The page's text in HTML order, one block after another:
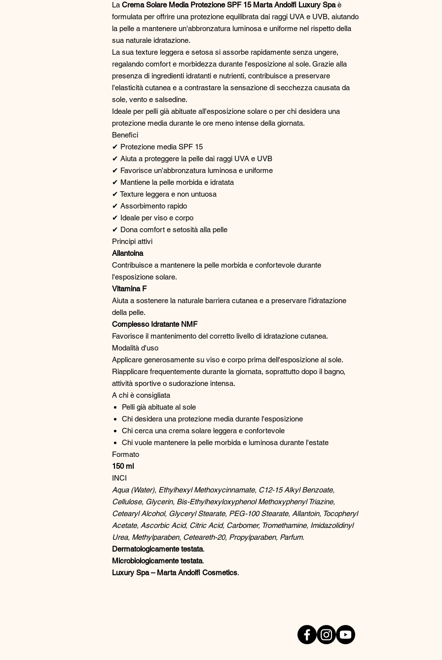
La Crema Solare Media Protezione SPF 15 Marta Andolfi Luxury Spaè
formulata per offrire una protezione equilibrata dai raggi UVA e UVB, aiutando
la pelle a mantenere un'abbronzatura luminosa e uniforme nel rispetto della
sua naturale idratazione.
La sua texture leggera e setosa si assorbe rapidamente senza ungere,
regalando comfort e morbidezza durante l'esposizione al sole. Grazie alla
presenza di ingredienti idratanti e nutrienti, contribuisce a preservare
l'elasticità cutanea e a contrastare la sensazione di secchezza causata da
sole, vento e salsedine.
Ideale per pelli già abituate all'esposizione solare o per chi desidera una
protezione media durante le ore meno intense della giornata.
Benefici
✔ Protezione media SPF 15
✔ Aiuta a proteggere la pelle dai raggi UVA e UVB
✔ Favorisce un'abbronzatura luminosa e uniforme
✔ Mantiene la pelle morbida e idratata
✔ Texture leggera e non untuosa
✔ Assorbimento rapido
✔ Ideale per viso e corpo
✔ Dona comfort e setosità alla pelle
Principi attivi
Allantoina
Contribuisce a mantenere la pelle morbida e confortevole durante
l'esposizione solare.
Vitamina F
Aiuta a sostenere la naturale barriera cutanea e a preservare l'idratazione
della pelle.
Complesso Idratante NMF
Favorisce il mantenimento del corretto livello di idratazione cutanea.
Modalità d'uso
Applicare generosamente su viso e corpo prima dell'esposizione al sole.
Riapplicare frequentemente durante la giornata, soprattutto dopo il bagno,
attività sportive o sudorazione intensa.
A chi è consigliata
Pelli già abituate al sole
Chi desidera una protezione media durante l'esposizione
Chi cerca una crema solare leggera e confortevole
Chi vuole mantenere la pelle morbida e luminosa durante l'estate
Formato
150 ml
INCI
Aqua (Water), Ethylhexyl Methoxycinnamate, C12-15 Alkyl Benzoate,
Cellulose, Glycerin, Bis-Ethylhexyloxyphenol Methoxyphenyl Triazine,
Cetearyl Alcohol, Glyceryl Stearate, PEG-100 Stearate, Allantoin, Tocopheryl
Acetate, Ascorbic Acid, Citric Acid, Carbomer, Tromethamine, Imidazolidinyl
Urea, Methylparaben, Ceteareth-20, Propylparaben, Parfum.
Dermatologicamente testata.
Microbiologicamente testata.
Luxury Spa – Marta Andolfi Cosmetics.